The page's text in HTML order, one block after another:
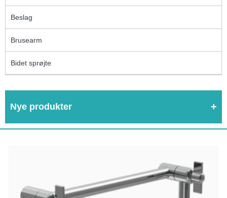
Beslag
Brusearm
Bidet sprøjte
Nye produkter